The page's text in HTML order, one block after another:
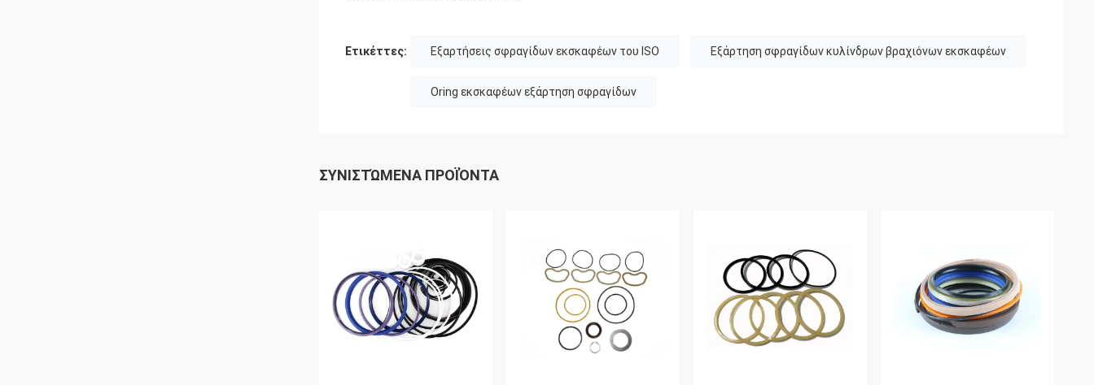
Ετικέττες: Εξαρτήσεις σφραγίδων εκσκαφέων του ISO Εξάρτηση σφραγίδων κυλίνδρων βραχιόνων εκσκαφέων
Oring εκσκαφέων εξάρτηση σφραγίδων
ΣΥΝΙΣΤΏΜΕΝΑ ΠΡΟΪΌΝΤΑ